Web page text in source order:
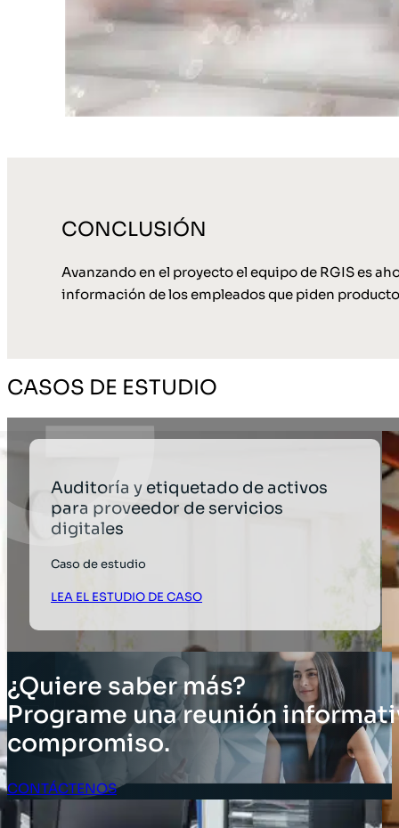
CONCLUSIÓN
Avanzando en el proyecto el equipo de RGIS es
información de los empleados que piden
CASOS DE ESTUDIO
Auditoría y etiquetado de activos
para proveedor de servicios
digitales
Caso de estudio
LEA EL ESTUDIO DE CASO
¿Quiere saber más?
Programe una reunión
compromiso.
CONTÁCTENOS